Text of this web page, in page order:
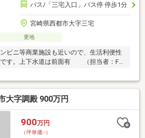
バス/「三宅入口」バス停 停歩1分
宮崎県西都市大字三宅
更地
ビニ等商業施設も近いので、生活利便性
です。上下水道は前面有 （担当者：F
大字調殿 900万円
900万円
（坪単価:-）